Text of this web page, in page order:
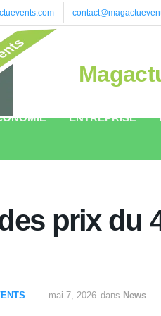
ENTREPRISE
prix du
mai 7, 2026 dans News